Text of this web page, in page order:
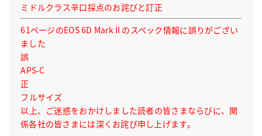
ミドルクラス辛口採点のお詫びと訂正
61ページのEOS 6D MarkⅡのスペック情報に誤りがござい
ました
誤
APS-C
正
フルサイズ
以上、ご迷惑をおかけしました読者の皆さまならびに、関
係各社の皆さまには深くお詫び申し上げます。